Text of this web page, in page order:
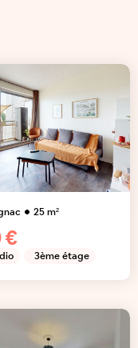
25m²
€
3ème étage